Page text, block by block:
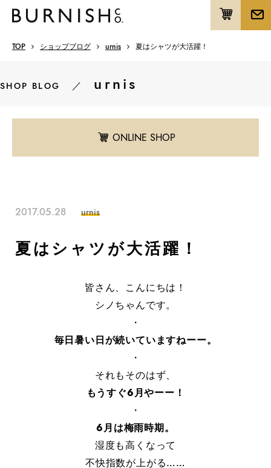
TOP ショップブログ urnis 夏はシャツが大活躍！
SHOP BLOG ／ urnis
ONLINE SHOP
2017.05.28 urnis
夏はシャツが大活躍！
皆さん、こんにちは！
シノちゃんです。
・
毎日暑い日が続いていますねーー。
・
それもそのはず、
もうすぐ6月やーー！
・
6月は梅雨時期。
湿度も高くなって
不快指数が上がる……